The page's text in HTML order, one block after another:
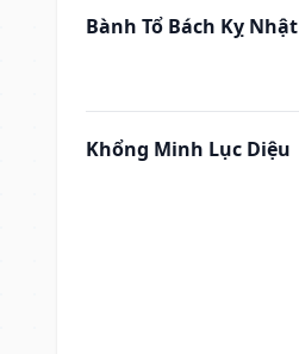
Bành Tổ Bách Kỵ Nhật
Khổng Minh Lục Diệu